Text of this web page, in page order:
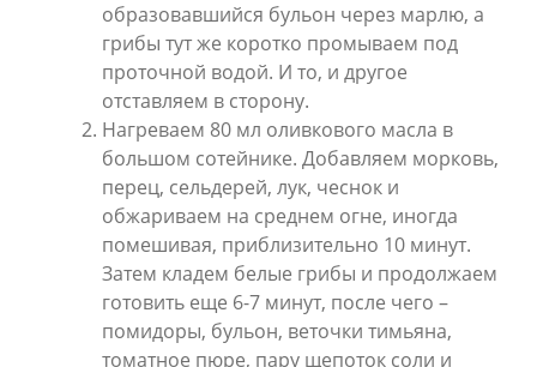
образовавшийся бульон через марлю, а
грибы тут же коротко промываем под
проточной водой. И то, и другое
отставляем в сторону.
Нагреваем 80 мл оливкового масла в
большом сотейнике. Добавляем морковь,
перец, сельдерей, лук, чеснок и
обжариваем на среднем огне, иногда
помешивая, приблизительно 10 минут.
Затем кладем белые грибы и продолжаем
готовить еще 6-7 минут, после чего –
помидоры, бульон, веточки тимьяна,
томатное пюре, пару щепоток соли и